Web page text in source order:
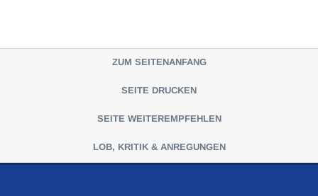
ZUM SEITENANFANG
SEITE DRUCKEN
SEITE WEITEREMPFEHLEN
LOB, KRITIK & ANREGUNGEN